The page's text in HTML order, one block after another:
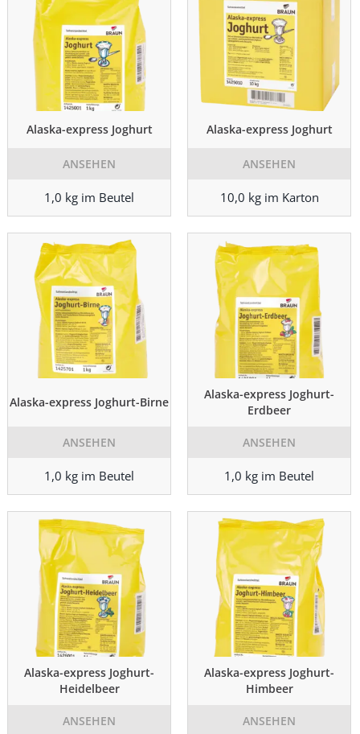
Alaska-express Joghurt
ANSEHEN
1,0 kg im Beutel
Alaska-express Joghurt
ANSEHEN
10,0 kg im Karton
Alaska-express Joghurt-Birne
ANSEHEN
1,0 kg im Beutel
Alaska-express Joghurt-
Erdbeer
ANSEHEN
1,0 kg im Beutel
Alaska-express Joghurt-
Heidelbeer
ANSEHEN
Alaska-express Joghurt-
Himbeer
ANSEHEN